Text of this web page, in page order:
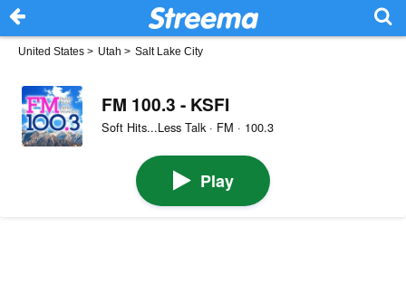
United States > Utah > Salt Lake City
FM 100.3 - KSFI
Soft Hits...Less Talk · FM · 100.3
Play